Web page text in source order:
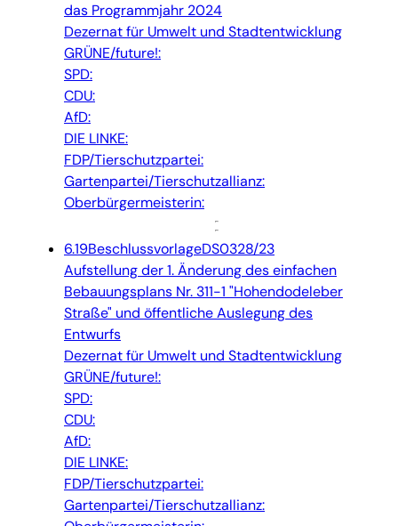
das Programmjahr 2024
Dezernat für Umwelt und Stadtentwicklung
GRÜNE/future!:
SPD:
CDU:
AfD:
DIE LINKE:
FDP/Tierschutzpartei:
Gartenpartei/Tierschutzallianz:
Oberbürgermeisterin:
6.19BeschlussvorlageDS0328/23
Aufstellung der 1. Änderung des einfachen
Bebauungsplans Nr. 311-1 "Hohendodeleber
Straße" und öffentliche Auslegung des
Entwurfs
Dezernat für Umwelt und Stadtentwicklung
GRÜNE/future!:
SPD:
CDU:
AfD:
DIE LINKE:
FDP/Tierschutzpartei:
Gartenpartei/Tierschutzallianz: